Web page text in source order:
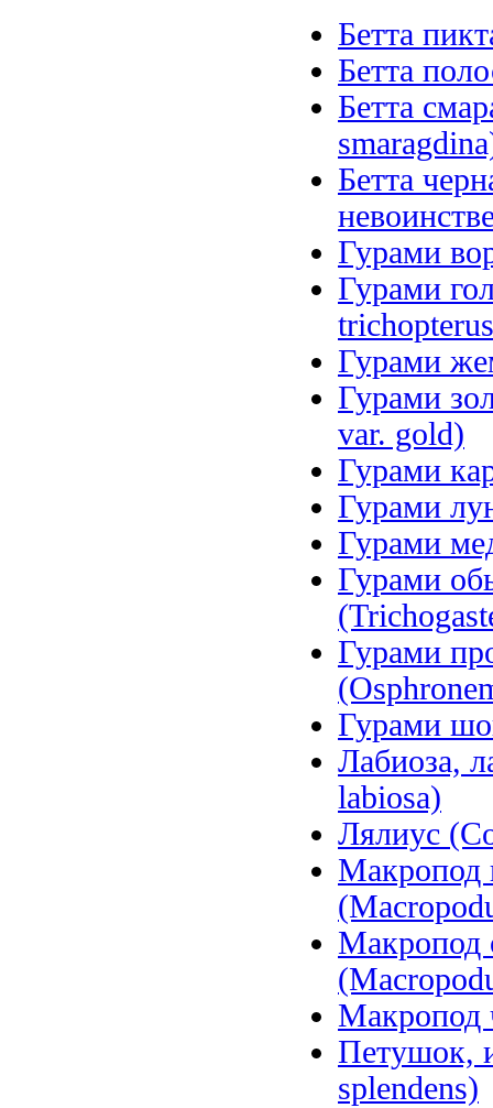
Бетта
Бетта
Бетта
Бетта
Гурами
Гурами
Гурами
Гурами
var. gold)
Гурами
Гурами
Гурами
Гурами
Гурами
Гурами
Лабиоза,
labiosa)
Лялиус
Макропод
Макропод
Макропод
Петушок,
splendens)